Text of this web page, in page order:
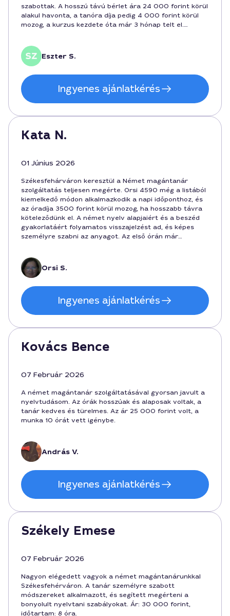
szabottak. A hosszú távú bérlet ára 24 000 forint körül
alakul havonta, a tanóra díja pedig 4 000 forint körül
mozog, a kurzus kezdete óta már 3 hónap telt el.
Eszter S.
Ingyenes ajánlatkérés
Kata N.
01 Június 2026
Székesfehárváron keresztül a Német magántanár
szolgáltatás teljesen megérte. Orsi 4590 még a listából
kiemelkedő módon alkalmazkodik a napi időponthoz, és
az óradíja 3500 forint körül mozog, ha hosszabb távra
köteleződünk el. A német nyelv alapjaiért és a beszéd
gyakorlatáért folyamatos visszajelzést ad, és képes
személyre szabni az anyagot. Az első órán már
könnyen beilleszthető a helyi ritmusba.
Orsi S.
Ingyenes ajánlatkérés
Kovács Bence
07 Február 2026
A német magántanár szolgáltatásával gyorsan javult a
nyelvtudásom. Az órák hosszúak és alaposak voltak, a
tanár kedves és türelmes. Az ár 25 000 forint volt, a
munka 10 órát vett igénybe.
András V.
Ingyenes ajánlatkérés
Székely Emese
07 Február 2026
Nagyon elégedett vagyok a német magántanárunkkal
Székesfehérváron. A tanár személyre szabott
módszereket alkalmazott, és segített megérteni a
bonyolult nyelvtani szabályokat. Ár: 30 000 forint,
időtartam: 8 óra.